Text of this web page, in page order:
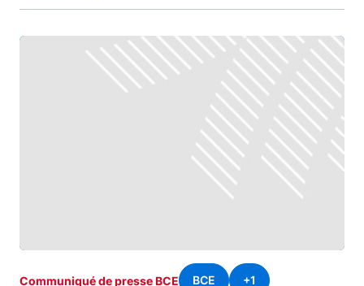
Communiqué de presse BCE BCE +1